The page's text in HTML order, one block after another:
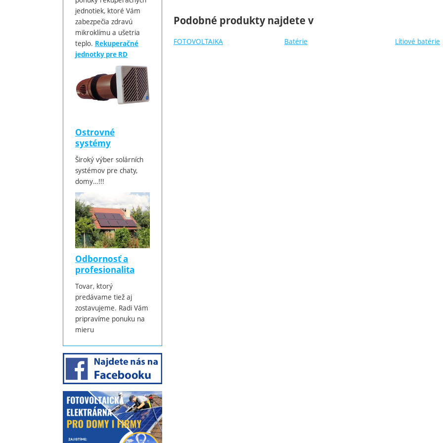
Podobné produkty najdete v
FOTOVOLTAIKA Batérie Lítiové batérie
jednotiek, ktoré Vám
zabezpečia zdravú
mikroklímu a ušetria
teplo. Rekuperačné
jednotky pre RD
Ostrovné
systémy
Široký výber solárních
systémov pre chaty,
domy…!!!
Odbornosť a
profesionalita
Tovar, ktorý
predávame tiež aj
zostavujeme. Radi Vám
pripravíme ponuku na
mieru